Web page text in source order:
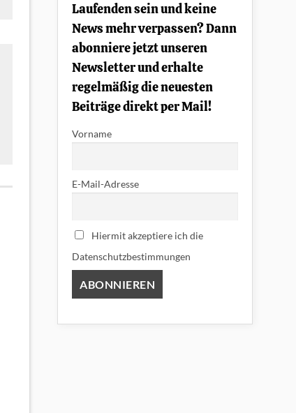
Laufenden sein und keine
News mehr verpassen? Dann
abonniere jetzt unseren
Newsletter und erhalte
regelmäßig die neuesten
Beiträge direkt per Mail!
Vorname
E-Mail-Adresse
Hiermit akzeptiere ich die
Datenschutzbestimmungen